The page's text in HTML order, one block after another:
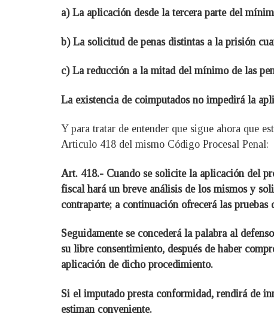
a) La aplicación desde la tercera parte del
b) La solicitud de penas distintas a la prisión
c) La reducción a la mitad del mínimo de las
La existencia de coimputados no impedirá la
Y para tratar de entender que sigue ahora que
Articulo 418 del mismo Código Procesal Penal:
Art. 418.- Cuando se solicite la aplicación del
fiscal hará un breve análisis de los mismos y
contraparte; a continuación ofrecerá las
Seguidamente se concederá la palabra al
su libre consentimiento, después de haber
aplicación de dicho procedimiento.
Si el imputado presta conformidad, rendirá de
estiman conveniente.